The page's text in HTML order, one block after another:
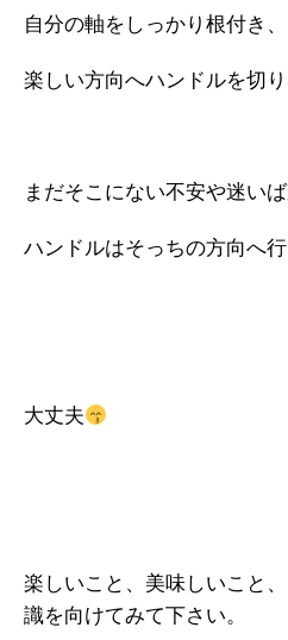
自分の軸をしっかり根付き、
楽しい方向へハンドルを切
まだそこにない不安や迷い
ハンドルはそっちの方向へ
大丈夫
楽しいこと、美味しいこと
識を向けてみて下さい。